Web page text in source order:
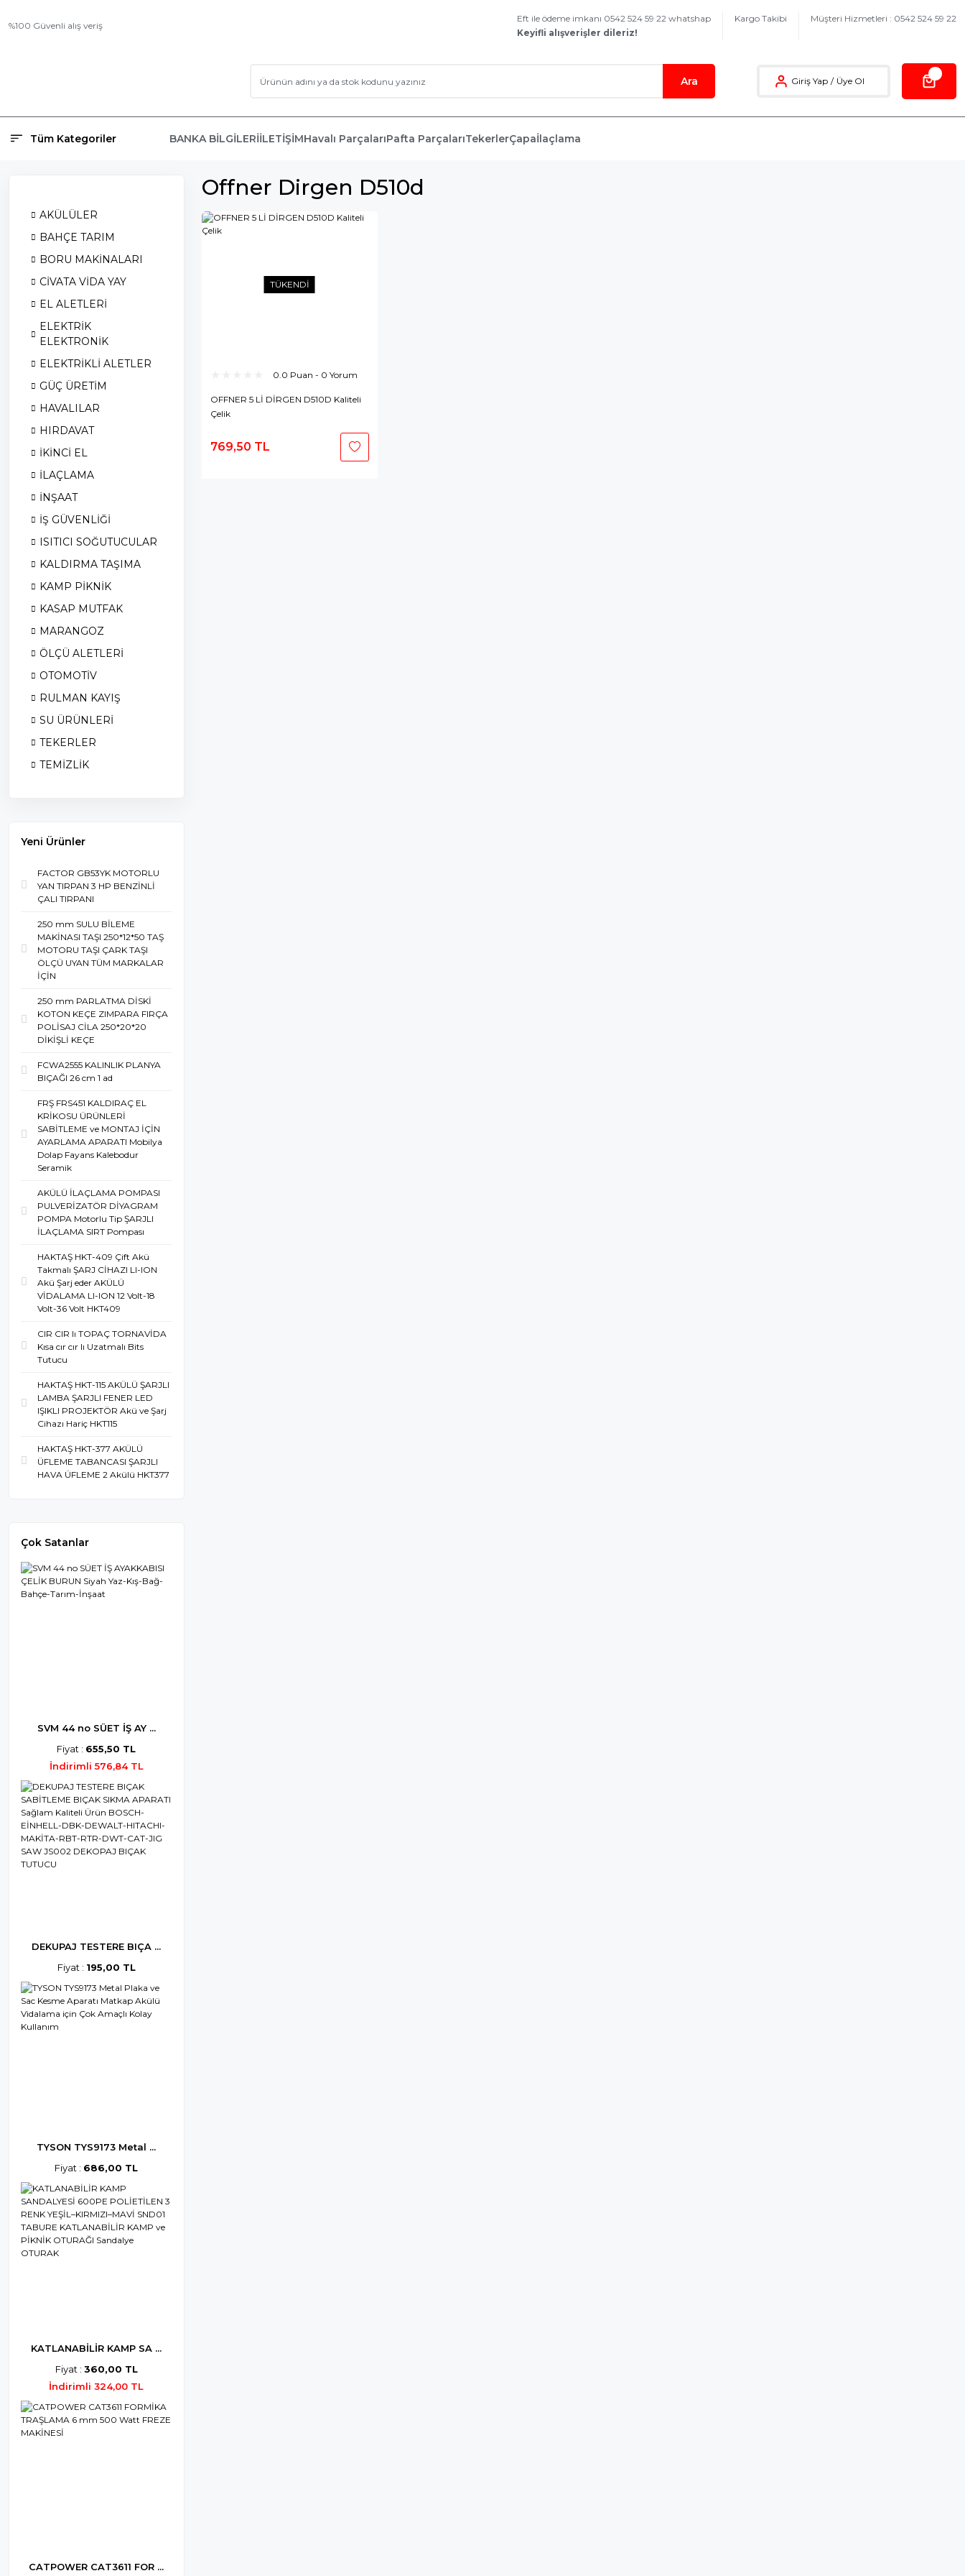
%100 Güvenli alış veriş
Eft ile ödeme imkanı 0542 524 59 22 whatshap
Keyifli alışverişler dileriz!
Kargo Takibi Müşteri Hizmetleri : 0542 524 59 22
Ara Giriş Yap / Üye Ol
Tüm Kategoriler BANKA BİLGİLERİİLETİŞİMHavalı ParçalarıPafta ParçalarıTekerlerÇapaİlaçlama
AKÜLÜLER
BAHÇE TARIM
BORU MAKİNALARI
CİVATA VİDA YAY
EL ALETLERİ
ELEKTRİK
ELEKTRONİK
ELEKTRİKLİ ALETLER
GÜÇ ÜRETİM
HAVALILAR
HIRDAVAT
İKİNCİ EL
İLAÇLAMA
İNŞAAT
İŞ GÜVENLİĞİ
ISITICI SOĞUTUCULAR
KALDIRMA TAŞIMA
KAMP PİKNİK
KASAP MUTFAK
MARANGOZ
ÖLÇÜ ALETLERİ
OTOMOTİV
RULMAN KAYIŞ
SU ÜRÜNLERİ
TEKERLER
TEMİZLİK
Yeni Ürünler
FACTOR GB53YK MOTORLU
YAN TIRPAN 3 HP BENZİNLİ
ÇALI TIRPANI
250 mm SULU BİLEME
MAKİNASI TAŞI 250*12*50 TAŞ
MOTORU TAŞI ÇARK TAŞI
ÖLÇÜ UYAN TÜM MARKALAR
İÇİN
250 mm PARLATMA DİSKİ
KOTON KEÇE ZIMPARA FIRÇA
POLİSAJ CİLA 250*20*20
DİKİŞLİ KEÇE
FCWA2555 KALINLIK PLANYA
BIÇAĞI 26 cm 1 ad
FRŞ FRS451 KALDIRAÇ EL
KRİKOSU ÜRÜNLERİ
SABİTLEME ve MONTAJ İÇİN
AYARLAMA APARATI Mobilya
Dolap Fayans Kalebodur
Seramik
AKÜLÜ İLAÇLAMA POMPASI
PULVERİZATÖR DİYAGRAM
POMPA Motorlu Tip ŞARJLI
İLAÇLAMA SIRT Pompası
HAKTAŞ HKT-409 Çift Akü
Takmalı ŞARJ CİHAZI LI-ION
Akü Şarj eder AKÜLÜ
VİDALAMA LI-ION 12 Volt-18
Volt-36 Volt HKT409
CIR CIR lı TOPAÇ TORNAVİDA
Kısa cır cır lı Uzatmalı Bits
Tutucu
HAKTAŞ HKT-115 AKÜLÜ ŞARJLI
LAMBA ŞARJLI FENER LED
IŞIKLI PROJEKTÖR Akü ve Şarj
Cihazı Hariç HKT115
HAKTAŞ HKT-377 AKÜLÜ
ÜFLEME TABANCASI ŞARJLI
HAVA ÜFLEME 2 Akülü HKT377
Çok Satanlar
SVM 44 no SÜET İŞ AY ...
Fiyat : 655,50 TL
İndirimli 576,84 TL
DEKUPAJ TESTERE BIÇA ...
Fiyat : 195,00 TL
TYSON TYS9173 Metal ...
Fiyat : 686,00 TL
KATLANABİLİR KAMP SA ...
Fiyat : 360,00 TL
İndirimli 324,00 TL
CATPOWER CAT3611 FOR ...
Offner Dirgen D510d
TÜKENDİ
0.0 Puan - 0 Yorum
OFFNER 5 Lİ DİRGEN D510D Kaliteli
Çelik
769,50 TL
Stokta Yok